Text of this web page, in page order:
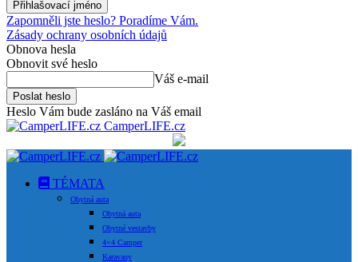
Zapomněli jste heslo? Poradíme Vám.
Zásady ochrany osobních údajů
Obnova hesla
Obnovit své heslo
Váš e-mail
Heslo Vám bude zasláno na Váš email
CamperLIFE.cz
TÉMATA
Obytná auta
Obytná auta
Obytné vestavby
4×4 Camper
Karavany